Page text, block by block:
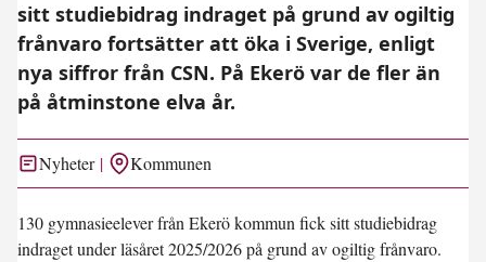
sitt studiebidrag indraget på grund av ogiltig
frånvaro fortsätter att öka i Sverige, enligt
nya siffror från CSN. På Ekerö var de fler än
på åtminstone elva år.
Nyheter Kommunen
130 gymnasieelever från Ekerö kommun fick sitt studiebidrag
indraget under läsåret 2025/2026 på grund av ogiltig frånvaro.